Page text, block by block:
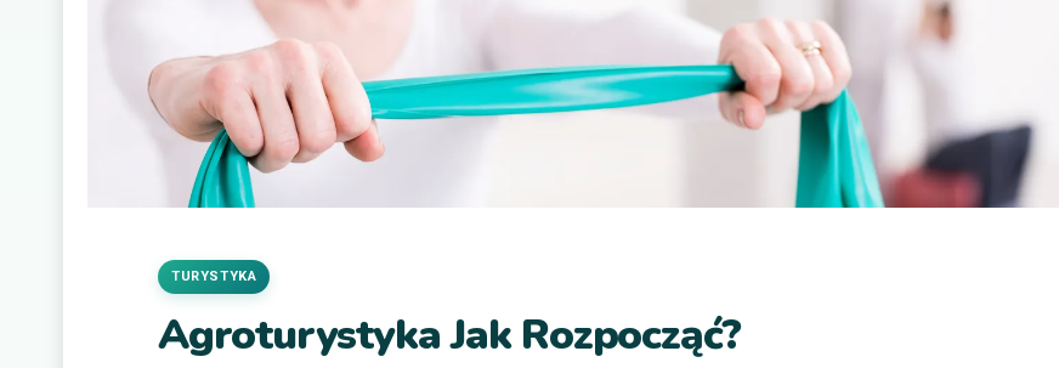
Agroturystyka Jak Rozpocząć?
TURYSTYKA